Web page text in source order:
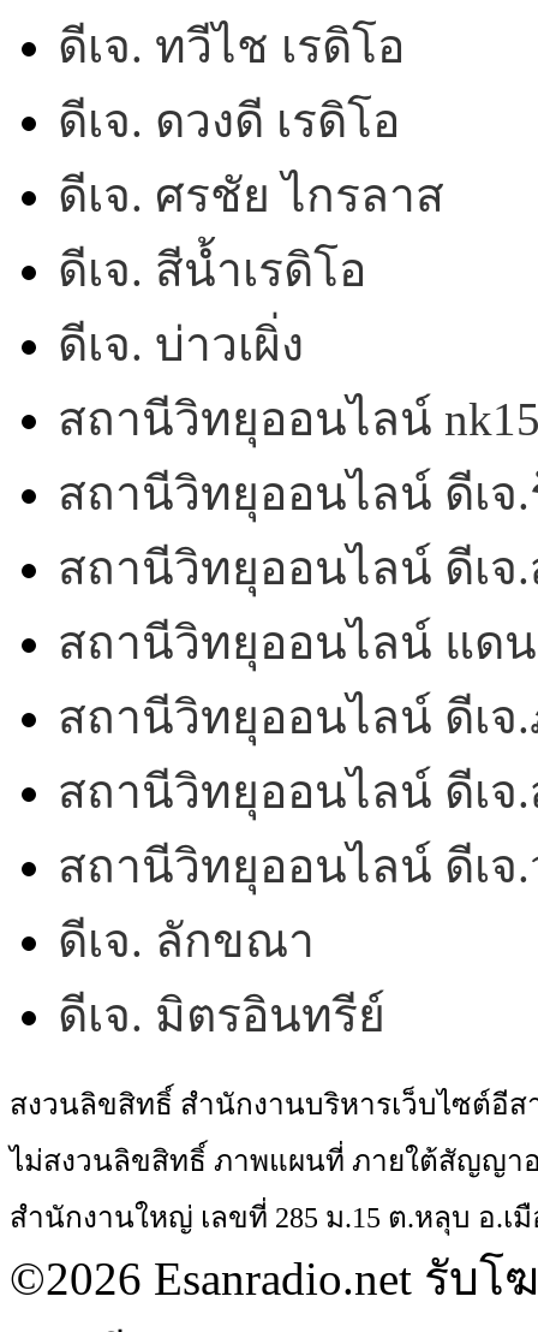
ดีเจ. ทวีไช เรดิโอ
ดีเจ. ดวงดี เรดิโอ
ดีเจ. ศรชัย ไกรลาส
ดีเจ. สีน้ำเรดิโอ
ดีเจ. บ่าวเผิ่ง
สถานีวิทยุออนไลน์
สถานีวิทยุออนไลน์ ดีเจ
สถานีวิทยุออนไลน์ ดีเ
สถานีวิทยุออนไลน์ แดน
สถานีวิทยุออนไลน์ ดีเจ
สถานีวิทยุออนไลน์ ดีเจ
สถานีวิทยุออนไลน์ ดีเ
ดีเจ. ลักขณา
ดีเจ. มิตรอินทรีย์
สงวนลิขสิทธิ์ สำนักงานบริหารเว็บไซต์อีส
ไม่สงวนลิขสิทธิ์ ภาพแผนที่ ภายใต้สัญญ
สำนักงานใหญ่ เลขที่ 285 ม.15 ต.หลุบ อ.เ
©2026 Esanradio.net รับ